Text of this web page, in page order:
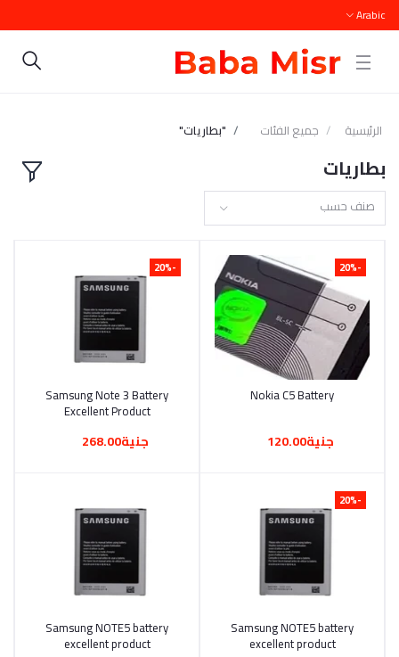
Arabic
الرئيسية جميع الفئات "بطاريات"
بطاريات
صنف حسب
-20%
أضف إلى السلة
Nokia C5 Battery
جنية120.00
-20%
أضف إلى السلة
Samsung Note 3 Battery
Excellent Product
جنية268.00
-20%
أضف إلى السلة
Samsung NOTE5 battery
excellent product
أضف إلى السلة
Samsung NOTE5 battery
excellent product